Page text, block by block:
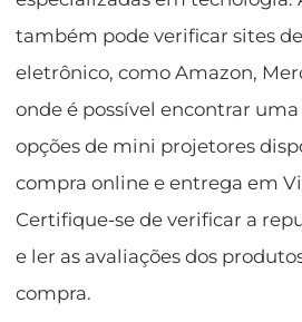
também pode verificar sites
eletrônico, como Amazon,
onde é possível encontrar
opções de mini projetores
compra online e entrega em
Certifique-se de verificar a
e ler as avaliações dos
compra.